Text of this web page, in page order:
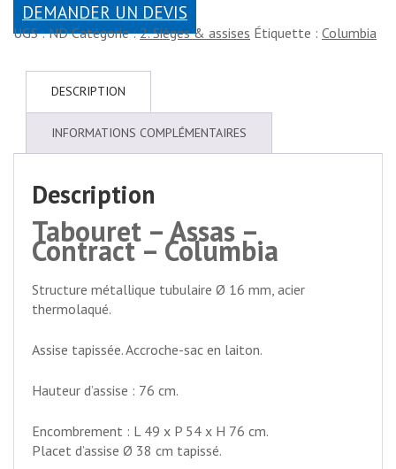
DEMANDER UN DEVIS
UGS :ND Catégorie :2. Sièges & assises Étiquette : Columbia
DESCRIPTION
INFORMATIONS COMPLÉMENTAIRES
Description
Tabouret – Assas –
Contract – Columbia
Structure métallique tubulaire Ø 16 mm, acier
thermolaqué.
Assise tapissée. Accroche-sac en laiton.
Hauteur d’assise : 76 cm.
Encombrement : L 49 x P 54 x H 76 cm.
Placet d’assise Ø 38 cm tapissé.